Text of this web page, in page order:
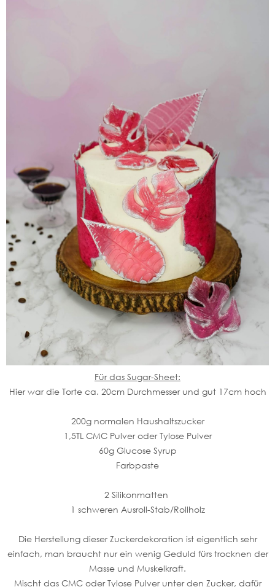
Für das Sugar-Sheet:
Hier war die Torte ca. 20cm Durchmesser und gut 17cm hoch
200g normalen Haushaltszucker
1,5TL CMC Pulver oder Tylose Pulver
60g Glucose Syrup
Farbpaste
2 Silikonmatten
1 schweren Ausroll-Stab/Rollholz
Die Herstellung dieser Zuckerdekoration ist eigentlich sehr
einfach, man braucht nur ein wenig Geduld fürs trocknen der
Masse und Muskelkraft.
Mischt das CMC oder Tylose Pulver unter den Zucker, dafür